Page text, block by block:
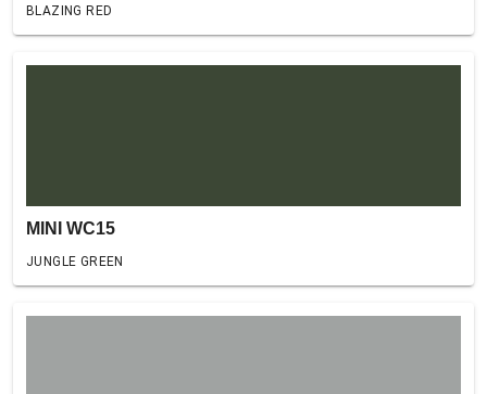
BLAZING RED
MINI WC15
JUNGLE GREEN